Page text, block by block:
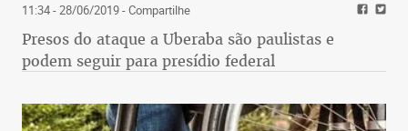
11:34 - 28/06/2019- Compartilhe
Presos do ataque a Uberaba são paulistas e
podem seguir para presídio federal